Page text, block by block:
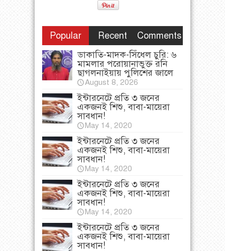
Popular Recent
Comments
ডাকাতি-মাদক-সিঁধেল চুরি: ৬
মামলার পরোয়ানাভুক্ত রনি
ছাগলনাইয়ায় পুলিশের জালে
August 8, 2026
ইন্টারনেটে প্রতি ৩ জনের
একজনই শিশু, বাবা-মায়েরা
সাবধান!
May 14, 2020
ইন্টারনেটে প্রতি ৩ জনের
একজনই শিশু, বাবা-মায়েরা
সাবধান!
May 14, 2020
ইন্টারনেটে প্রতি ৩ জনের
একজনই শিশু, বাবা-মায়েরা
সাবধান!
May 14, 2020
ইন্টারনেটে প্রতি ৩ জনের
একজনই শিশু, বাবা-মায়েরা
সাবধান!